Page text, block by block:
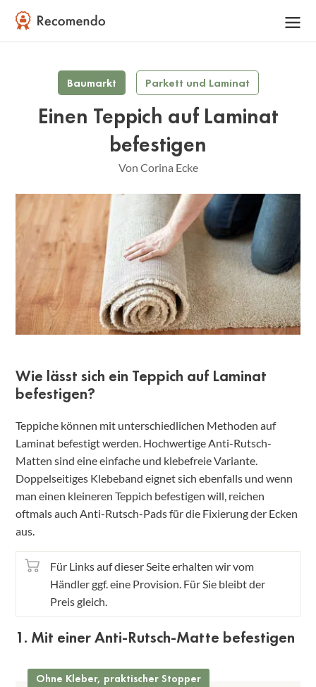
Baumarkt Parkett und Laminat
Einen Teppich auf Laminat
befestigen
Von Corina Ecke
Wie lässt sich ein Teppich auf Laminat
befestigen?
Teppiche können mit unterschiedlichen Methoden auf
Laminat befestigt werden. Hochwertige Anti-Rutsch-
Matten sind eine einfache und klebefreie Variante.
Doppelseitiges Klebeband eignet sich ebenfalls und wenn
man einen kleineren Teppich befestigen will, reichen
oftmals auch Anti-Rutsch-Pads für die Fixierung der Ecken
aus.
Für Links auf dieser Seite erhalten wir vom
Händler ggf. eine Provision. Für Sie bleibt der
Preis gleich.
1. Mit einer Anti-Rutsch-Matte befestigen
Ohne Kleber, praktischer Stopper